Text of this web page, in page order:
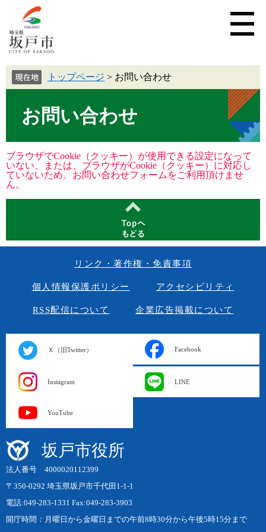
トップページ > お問い合わせ
お問い合わせ
ブラウザでCookie（クッキー）が使用できる設定になって
いない、または、ブラウザがCookie（クッキー）に対応し
ていないため、お問い合わせフォームをご利用頂けませ
ん。
リンク・著作権・免責事項
個人情報保護ポリシー アクセシビリティ
RSS配信について 企業広告掲載について
Ｘ（旧Twitter） Facebook
Instagram LINE
YouTube
坂戸市役所
法人番号 4000020112399
〒350-0292 埼玉県坂戸市千代田1-1-1
電話:049-283-1331 Fax:049-283-3903
開庁時間：月曜日から金曜日までの午前8時30分から午後5時15分まで